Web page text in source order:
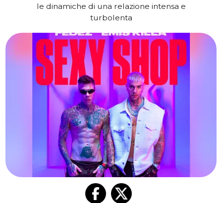
le dinamiche di una relazione intensa e
turbolenta